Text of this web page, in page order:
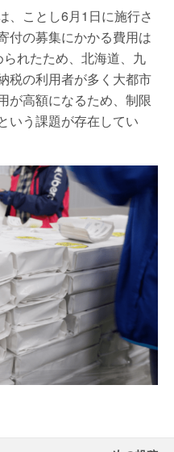
、ことし6月1日に施行さ
付の募集にかかる費用は
れたため、北海道、九
税の利用者が多く大都市
が高額になるため、制限
いう課題が存在してい